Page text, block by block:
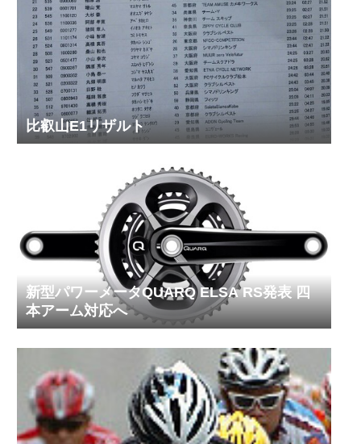
比叡山E1リザルト
新型パワーメータQUARQ ELSA RS発表 四
本アーム対応へ